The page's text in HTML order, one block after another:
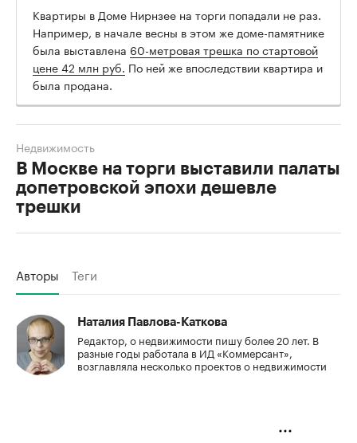
Квартиры в Доме Нирнзее на торги попадали не раз.
Например, в начале весны в этом же доме-памятнике
была выставлена 60-метровая трешка по стартовой
цене 42 млн руб. По ней же впоследствии квартира и
была продана.
В Москве на торги выставили палаты
допетровской эпохи дешевле
трешки
Недвижимость
Авторы Теги
Наталия Павлова-Каткова
Редактор, о недвижимости пишу более 20 лет. В
разные годы работала в ИД «Коммерсант»,
возглавляла несколько проектов о недвижимости